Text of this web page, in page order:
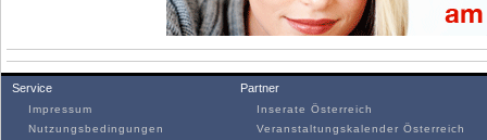
Service
Impressum
Nutzungsbedingungen
Partner
Inserate Österreich
Veranstaltungskalender Österreich